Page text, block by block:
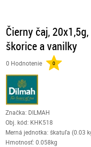
Čierny čaj,
škorice a vanilky
0 Hodnotenie 0
Značka: DILMAH
Obj. kód: KHK518
Merná jednotka: škatuľa (0.03
Hmotnosť: 0.058kg